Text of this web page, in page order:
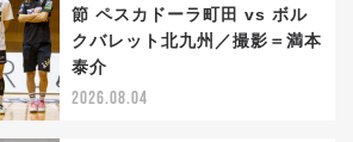
節 ペスカドーラ町田 vs ボル
クバレット北九州／撮影＝満本
泰介
2026.08.04